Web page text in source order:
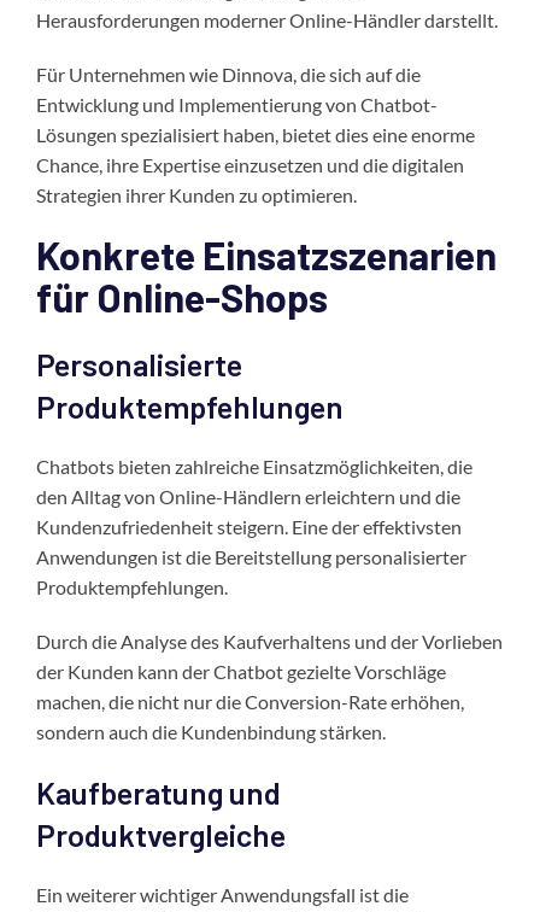
Herausforderungen moderner Online-Händler darstellt.
Für Unternehmen wie Dinnova, die sich auf die
Entwicklung und Implementierung von Chatbot-
Lösungen spezialisiert haben, bietet dies eine enorme
Chance, ihre Expertise einzusetzen und die digitalen
Strategien ihrer Kunden zu optimieren.
Konkrete Einsatzszenarien
für Online-Shops
Personalisierte
Produktempfehlungen
Chatbots bieten zahlreiche Einsatzmöglichkeiten, die
den Alltag von Online-Händlern erleichtern und die
Kundenzufriedenheit steigern. Eine der effektivsten
Anwendungen ist die Bereitstellung personalisierter
Produktempfehlungen.
Durch die Analyse des Kaufverhaltens und der Vorlieben
der Kunden kann der Chatbot gezielte Vorschläge
machen, die nicht nur die Conversion-Rate erhöhen,
sondern auch die Kundenbindung stärken.
Kaufberatung und
Produktvergleiche
Ein weiterer wichtiger Anwendungsfall ist die